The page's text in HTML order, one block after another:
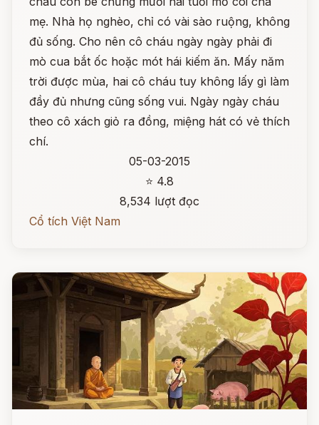
mẹ. Nhà họ nghèo, chỉ có vài sào ruộng, không
đủ sống. Cho nên cô cháu ngày ngày phải đi
mò cua bắt ốc hoặc mót hái kiếm ăn. Mấy năm
trời được mùa, hai cô cháu tuy không lấy gì làm
đầy đủ nhưng cũng sống vui. Ngày ngày cháu
theo cô xách giỏ ra đồng, miệng hát có vẻ thích
chí.
05-03-2015
⭐ 4.8
8,534 lượt đọc
Cổ tích Việt Nam